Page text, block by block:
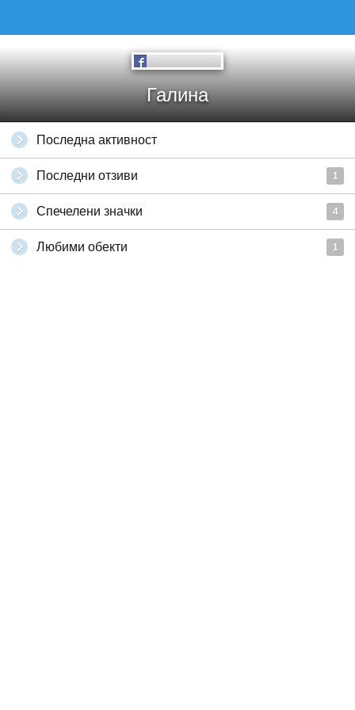
Галина
Последна активност
Последни отзиви 1
Спечелени значки 4
Любими обекти 1